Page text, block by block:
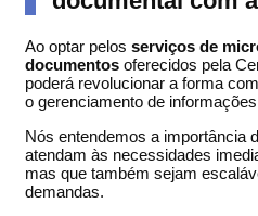
Ao optar pelos serviços de
documentos oferecidos pela
poderá revolucionar a forma
o gerenciamento de
Nós entendemos a importância
atendam às necessidades
mas que também sejam
demandas.